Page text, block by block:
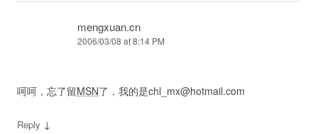
mengxuan.cn
2006/03/08 at 8:14 PM
呵呵，忘了留MSN了，我的是chl_mx@hotmail.com
Reply ↓